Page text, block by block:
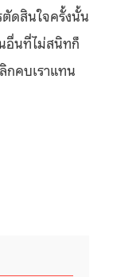
ดสินใจครั้งนั้น
อื่นที่ไม่สนิทก็
กคบเราแทน